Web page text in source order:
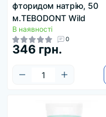
фторидом натрію, 50
м.TEBODONT Wild
В наявності
0
346 грн.